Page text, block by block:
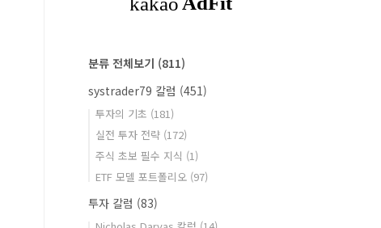
분류 전체보기 (811)
systrader79 칼럼 (451)
투자의 기초 (181)
실전 투자 전략 (172)
주식 초보 필수 지식 (1)
ETF 모델 포트폴리오 (97)
투자 칼럼 (83)